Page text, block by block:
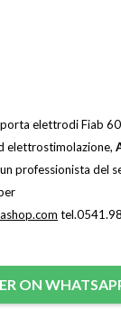
elettrodi Fiab
elettrostimolazione,
un professionista del
ON